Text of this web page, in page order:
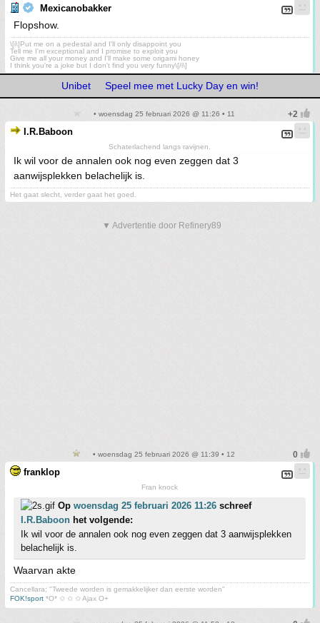
Mexicanobakker
Flopshow.
\[i\]Put me on a pedestal and I'll only disappoint you
Tell me I'm exceptional and I promise to exploit you
Give me all your money and I'll make some origami honey
I think you're a joke but I don't find you very funny\[/i\]
Unibet Speel mee met Lucky Day en win!
• woensdag 25 februari 2026 @ 11:26 • 11
I.R.Baboon
Schaterlachend langs ravijnen.
Ik wil voor de annalen ook nog even zeggen dat 3
aanwijsplekken belachelijk is.
Het gaat slecht, verder gaat het goed.
▼ Advertentie door Refinery89
• woensdag 25 februari 2026 @ 11:39 • 12
franklop
Fran knock
Op woensdag 25 februari 2026 11:26 schreef
I.R.Baboon het volgende:
Ik wil voor de annalen ook nog even zeggen dat 3 aanwijsplekken
belachelijk is.
Waarvan akte
Cancellara; "Tweede worden is gemakkelijker dan eerste worden"
FOK!sport *O* ✩ ✩ ✩ Ajax O+